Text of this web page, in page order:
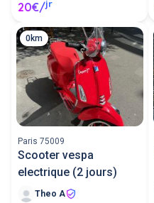
20€/jr
0km
Paris 75009
Scooter vespa
electrique (2 jours)
Theo A